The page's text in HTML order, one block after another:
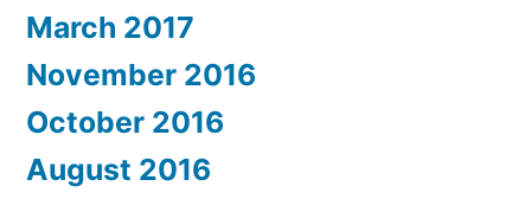
March 2017
November 2016
October 2016
August 2016